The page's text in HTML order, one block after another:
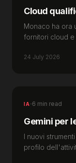
Cloud
Monaco ha ora
fornitori cloud e
24 July 2026
IA ·6 min read
Gemini per
I nuovi
profilo